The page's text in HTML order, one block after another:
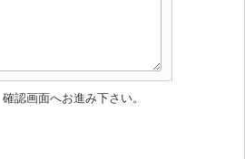
認画面へお進み下さい。